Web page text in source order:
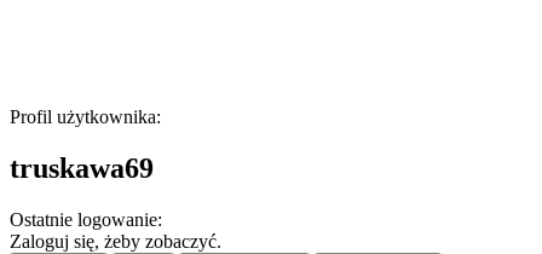
Profil użytkownika:
truskawa69
Ostatnie logowanie:
Zaloguj się, żeby zobaczyć.